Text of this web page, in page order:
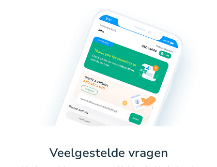
Veelgestelde vragen